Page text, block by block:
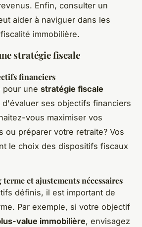
Enfin, consulter un
aider à naviguer dans les
immobilière.
stratégie fiscale
financiers
pour une stratégie fiscale
d'évaluer ses objectifs financiers
vous maximiser vos
ou préparer votre retraite? Vos
le choix des dispositifs fiscaux
et ajustements nécessaires
définis, il est important de
Par exemple, si votre objectif
value immobilière, envisagez